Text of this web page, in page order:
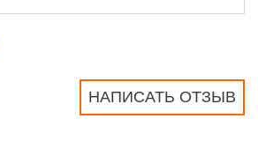
НАПИСАТЬ ОТЗЫВ